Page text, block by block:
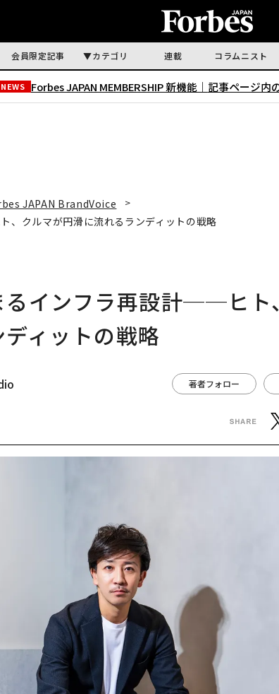
会員限定記事 カテゴリ 連載 コラムニスト
NEWS Forbes JAPAN MEMBERSHIP 新機能｜ 記事ページ内
JAPAN BrandVoice
クルマが円滑に流れるランディットの戦略
るインフラ再設計──ヒト
ィットの戦略
著者フォロー